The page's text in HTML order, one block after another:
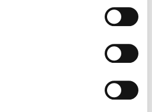
Jobb inom
utbildningen i Borgå